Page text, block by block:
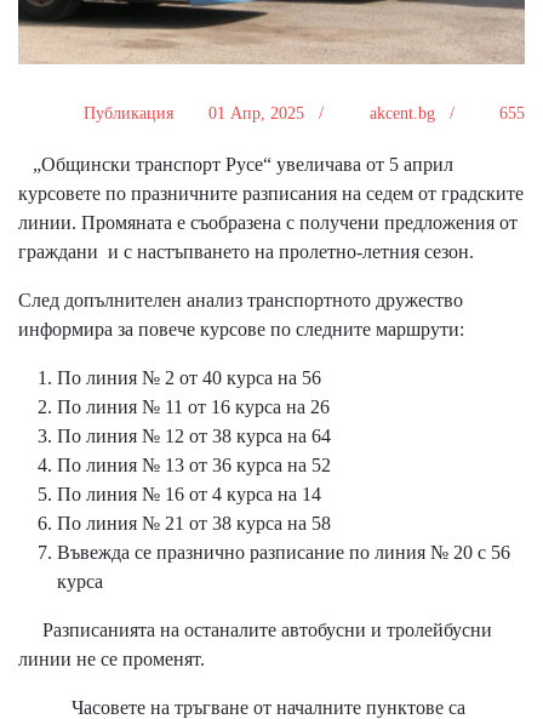
Публикация 01 Апр, 2025 / akcent.bg / 655
„Общински транспорт Русе“ увеличава от 5 април
курсовете по празничните разписания на седем от градските
линии. Промяната е съобразена с получени предложения от
граждани и с настъпването на пролетно-летния сезон.
След допълнителен анализ транспортното дружество
информира за повече курсове по следните маршрути:
По линия № 2 от 40 курса на 56
По линия № 11 от 16 курса на 26
По линия № 12 от 38 курса на 64
По линия № 13 от 36 курса на 52
По линия № 16 от 4 курса на 14
По линия № 21 от 38 курса на 58
Въвежда се празнично разписание по линия № 20 с 56
курса
Разписанията на останалите автобусни и тролейбусни
линии не се променят.
Часовете на тръгване от началните пунктове са